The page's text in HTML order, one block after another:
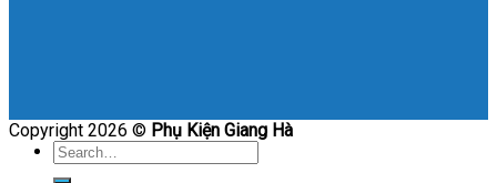
Copyright 2026 © Phụ Kiện Giang Hà
Search
for: